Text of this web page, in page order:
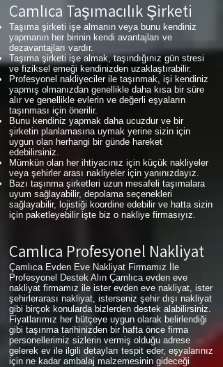
Çamlıca Taşımacılık Şirketi
Taşıma şirketi işe almanın veya bunu kendiniz
yapmanın her birinin kendi avantajları ve
dezavantajları vardır.
Taşıma şirketi işe almak, taşındığınız gün stresi
ve fiziksel emeği kendinizden uzaklaştırabilir.
Profesyonel nakliyeciler ile taşınmak, işi kendiniz
yapmış olmanızdan genellikle daha kısa bir süre
alır ve genellikle evlerin ve değerli eşyaların
taşınması için önerilir.
Bunu kendiniz yapmak daha ucuzdur ve bir
şirketin planlamasına uymak yerine sizin için
uygun olan herhangi bir günde hareket
edebilirsiniz.
Mümkün olan her ihtiyacınız için küçük nakliyeler
veya şehirler arası nakliyeler için yanınızdayız.
Bazı taşınma şirketleri uzun mesafeli taşımalara
uyum sağlayabilir, depolama seçenekleri
sağlayabilir, lojistiği koordine edebilir ve hatta sizin
için paketleyebilir işte biz o nakliye firmasıyız.
Çamlıca Profesyonel Nakliyat
Çamlıca Evden Eve Nakliyat Firmamız İle
Profesyonel Destek Alın Çamlıca evden eve
nakliyat firmamız ile ister evden eve nakliyat, ister
şehirlerarası nakliyat, isterseniz şehir dışı nakliyat
gibi birçok konularda bizlerden destek alabilirsiniz.
Fiyatlarımız her bütçeye uygun olarak belirlendiği
gibi taşınma tarihinizden bir hafta önce firma
personellerimiz sizlerin vermiş olduğu adrese
gelerek ev ile ilgili detayları tespit eder, eşyalarınız
için ne kadar ambalaj malzemesinin gideceği